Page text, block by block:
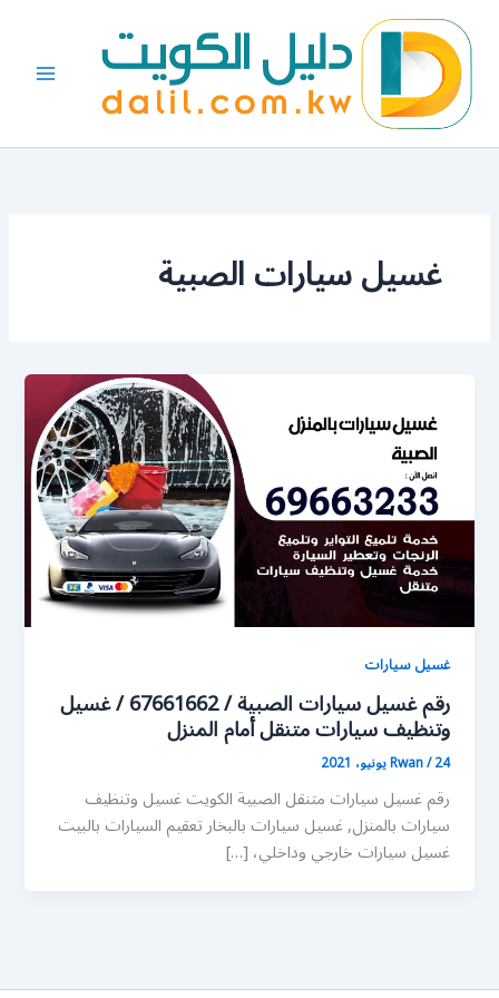
المحتوى
غسيل سيارات الصبية
غسيل سيارات
رقم غسيل سيارات الصبية / 67661662 / غسيل
وتنظيف سيارات متنقل أمام المنزل
Rwan/24 يونيو، 2021
رقم غسيل سيارات متنقل الصبية الكويت غسيل وتنظيف
سيارات بالمنزل, غسيل سيارات بالبخار تعقيم السيارات بالبيت
غسيل سيارات خارجي وداخلي، […]